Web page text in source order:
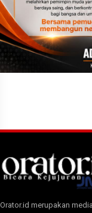
Orator.id merupakan